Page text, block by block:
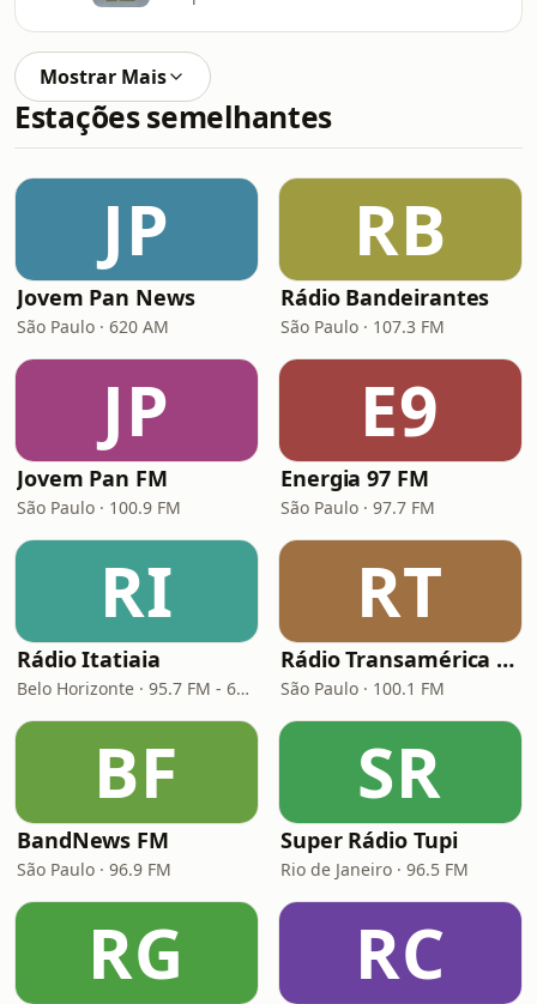
Mostrar Mais
Estações semelhantes
JP
Jovem Pan News
São Paulo · 620 AM
RB
Rádio Bandeirantes
São Paulo · 107.3 FM
JP
Jovem Pan FM
São Paulo · 100.9 FM
E9
Energia 97 FM
São Paulo · 97.7 FM
RI
Rádio Itatiaia
Belo Horizonte · 95.7 FM - 610 AM
RT
Rádio Transamérica (TMC)
São Paulo · 100.1 FM
BF
BandNews FM
São Paulo · 96.9 FM
SR
Super Rádio Tupi
Rio de Janeiro · 96.5 FM
RG RC